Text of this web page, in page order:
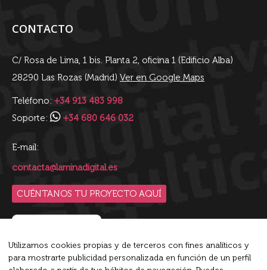
CONTACTO
C/ Rosa de Lima, 1 bis. Planta 2, oficina 1 (Edificio Alba)
28290 Las Rozas (Madrid) Ver en Google Maps
Teléfono: +34 913 483 998
Soporte:
+34 680 646 032
E-mail:
contacta@laminadigital.es
CUÉNTANOS TU PROYECTO AQUÍ
Blip es la plataforma de conversaciones inteligente líder
Utilizamos cookies propias y de terceros con fines analíticos y
para mostrarte publicidad personalizada en función de un perfil